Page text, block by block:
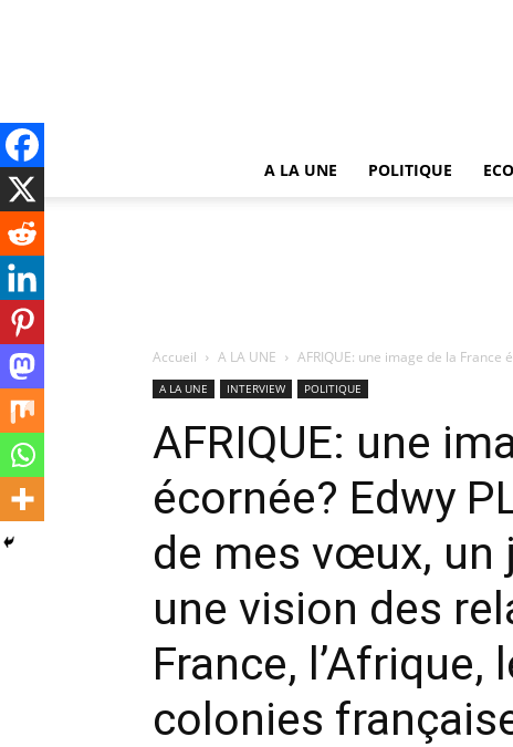
A LA UNE POLITIQUE
Accueil A LA UNE AFRIQUE: une image de la France
A LA UNE INTERVIEW POLITIQUE
AFRIQUE: une
écornée? Edwy
de mes vœux, un
une vision des
France, l’Afrique,
colonies